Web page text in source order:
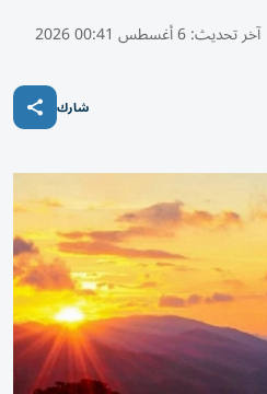
آخر تحديث:6 أغسطس 00:41 2026
شارك